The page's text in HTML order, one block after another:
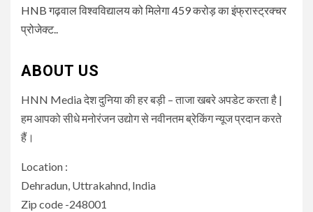
HNB गढ़वाल विश्वविद्यालय को मिलेगा 459 करोड़ का इंफ्रास्ट्रक्चर
प्रोजेक्ट..
ABOUT US
HNN Media देश दुनिया की हर बड़ी – ताजा खबरे अपडेट करता है |
हम आपको सीधे मनोरंजन उद्योग से नवीनतम ब्रेकिंग न्यूज प्रदान करते
हैं।
Location :
Dehradun, Uttrakahnd, India
Zip code -248001